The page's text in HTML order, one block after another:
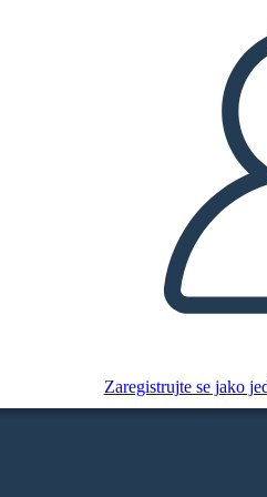
Zaregistrujte se jako